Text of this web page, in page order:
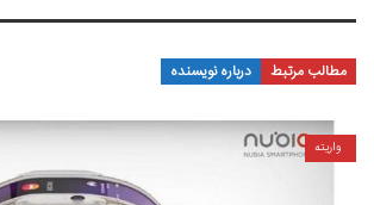
مطالب مرتبط درباره نویسنده
واریته